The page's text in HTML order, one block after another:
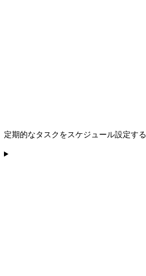
定期的なタスクをスケジュール設定する